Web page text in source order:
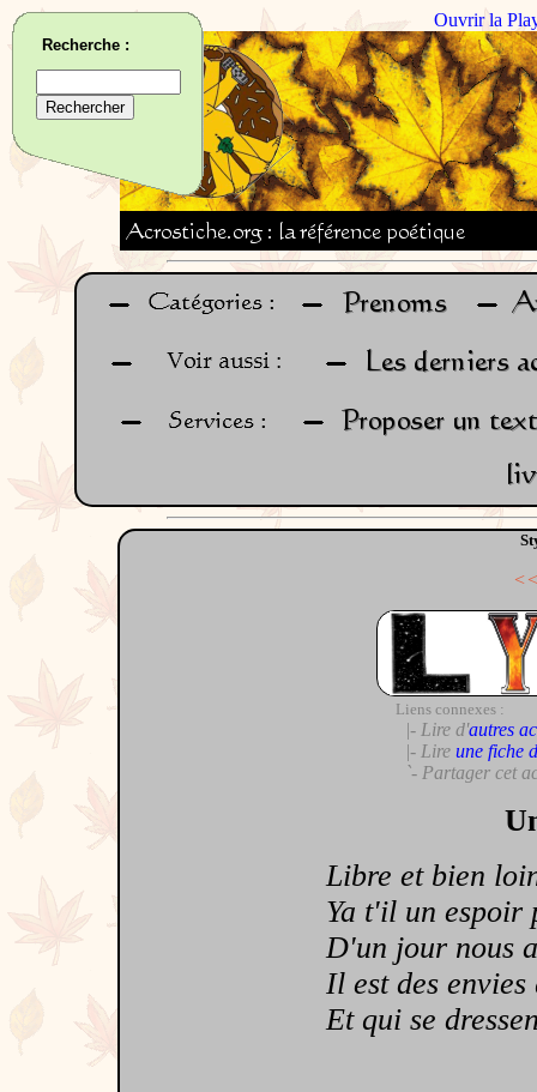
Ouvrir la
Liens connexes :
|- Lire d'autres
|- Lire une fiche
`- Partager cet
Libre et bien
Ya t'il un espoir
D'un jour nous
Il est des envies
Et qui se
Recherche :